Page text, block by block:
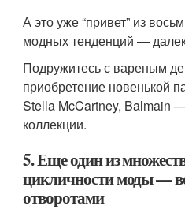
А это уже “привет” из
модных тенденций —
Подружитесь с вареным
приобретение новенькой
Stella McCartney, Balmain
коллекции.
5. Еще один из
цикличности моды —
отворотами